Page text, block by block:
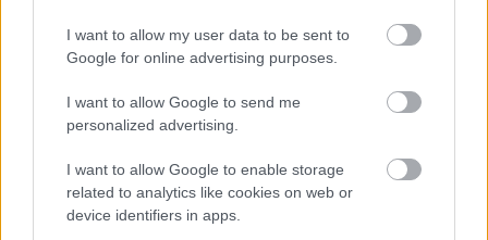
I want to allow my user data to be sent to
Google for online advertising purposes.
I want to allow Google to send me
personalized advertising.
I want to allow Google to enable storage
related to analytics like cookies on web or
device identifiers in apps.
se je število novih registracij lahkih gospodarskih
vozil v primerjavi z enakim obdobjem lani zmanjšalo
za 7,8 odstotka na 11.564 vozil, se je število
električnih dostavnikov povečalo za 11,3 odstotka na
6.303 vozil. S tem se je njihov delež povečal s 45,2
odstotka v prvi polovici leta 2025 na 54,5 odstotka v
prvih šestih mesecih letošnjega leta.